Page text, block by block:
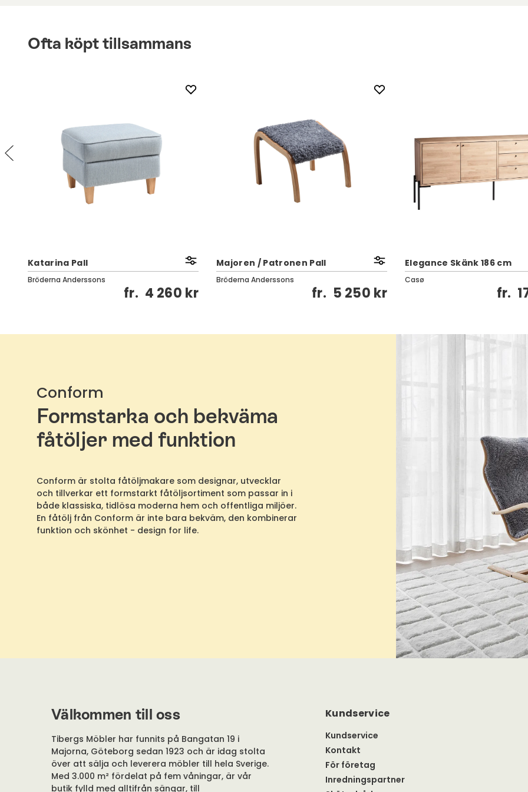
Ofta köpt tillsammans
Katarina Pall
Bröderna Anderssons
fr. 4 260 kr
Majoren / Patronen Pall
Bröderna Anderssons
fr. 5 250 kr
Elegance Skänk 186 cm
Casø
fr.
Conform
Formstarka och bekväma
fåtöljer med funktion
Conform är stolta fåtöljmakare som designar, utvecklar
och tillverkar ett formstarkt fåtöljsortiment som passar in i
både klassiska, tidlösa moderna hem och offentliga miljöer.
En fåtölj från Conform är inte bara bekväm, den kombinerar
funktion och skönhet - design for life.
Välkommen till oss
Tibergs Möbler har funnits på Bangatan 19 i
Majorna, Göteborg sedan 1923 och är idag stolta
över att sälja och leverera möbler till hela Sverige.
Med 3.000 m² fördelat på fem våningar, är vår
butik fylld med alltifrån sängar, till
Kundservice
Kundservice
Kontakt
För företag
Inredningspartner